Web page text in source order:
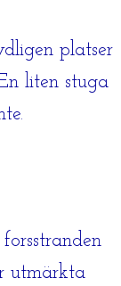
platser
liten stuga
utmärkta